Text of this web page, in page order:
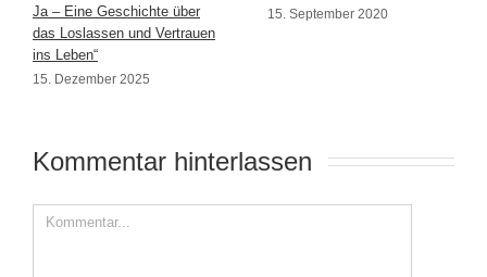
Ja – Eine Geschichte über
das Loslassen und Vertrauen
ins Leben“
15. Dezember 2025
15. September 2020
Kommentar hinterlassen